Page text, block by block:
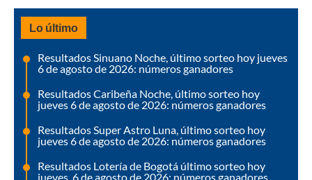
Lo último
Resultados Sinuano Noche, último sorteo hoy jueves
6 de agosto de 2026: números ganadores
Resultados Caribeña Noche, último sorteo hoy
jueves 6 de agosto de 2026: números ganadores
Resultados Super Astro Luna, último sorteo hoy
jueves 6 de agosto de 2026: números ganadores
Resultados Lotería de Bogotá último sorteo hoy
jueves, 6 de agosto de 2026: números ganadores